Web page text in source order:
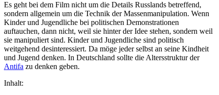
Es geht bei dem Film nicht um die Details Russlands betreffend,
sondern allgemein um die Technik der Massen­manipulation. Wenn
Kinder und Jugendliche bei politischen Demonstrationen
auftauchen, dann nicht, weil sie hinter der Idee stehen, sondern weil
sie manipuliert sind. Kinder und Jugendliche sind politisch
weitgehend desinteressiert. Da möge jeder selbst an seine Kindheit
und Jugend denken. In Deutschland sollte die Altersstruktur der
Antifa zu denken geben.
Inhalt: